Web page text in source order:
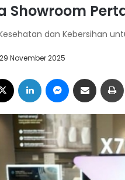
Showroom
dan Kebersihan
29 November 2025
LinkedIn Messenger
Share via Email